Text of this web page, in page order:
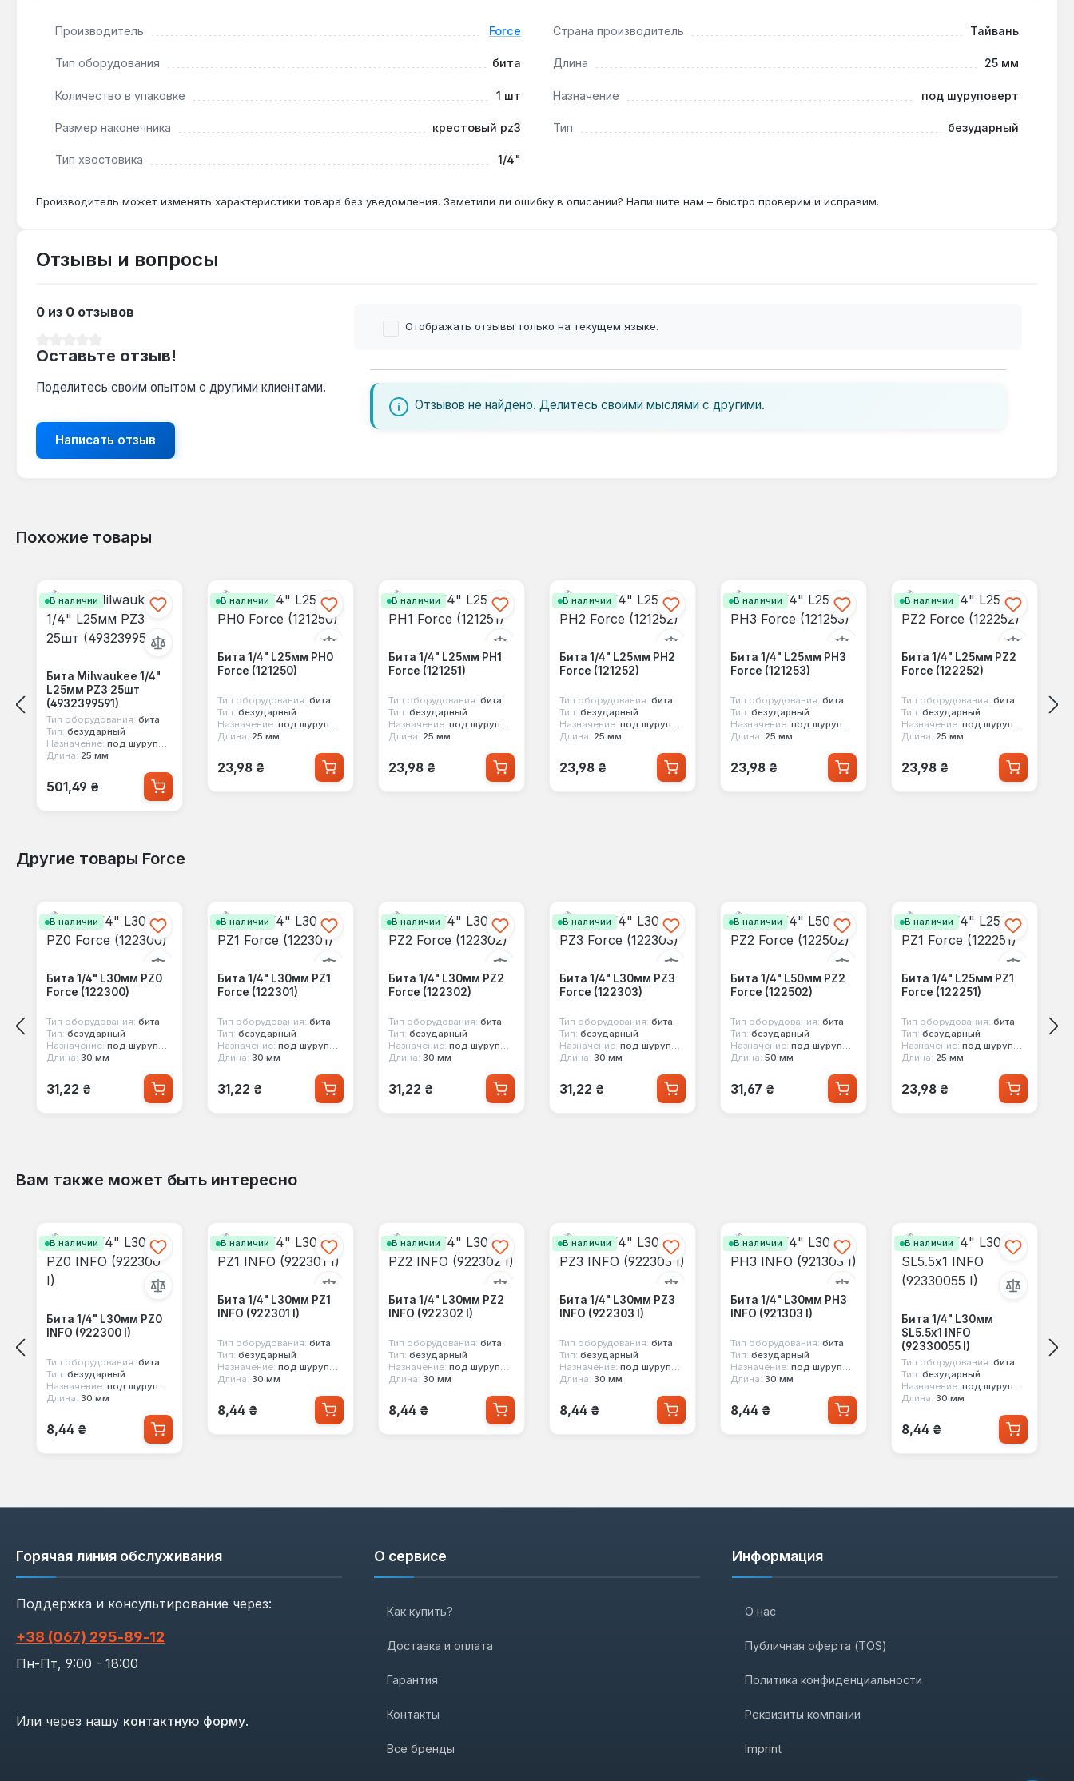
Нет — бита безударного типа, предназначена для обычного закручивания, без ударных нагрузок.
Какой крепеж подходит для наконечника PZ3?
Шурупы и саморезы с крестообразным шлицем Pozidriv №3, диаметром от 4 до 6 мм.
Производитель Force Страна производитель Тайвань
Тип оборудования бита Длина 25 мм
Количество в упаковке 1 шт Назначение под шуруповерт
Размер наконечника крестовый pz3 Тип безударный
Тип хвостовика 1/4"
Производитель может изменять характеристики товара без уведомления. Заметили ли ошибку в описании? Напишите нам – быстро проверим и исправим.
Отзывы и вопросы
0 из 0 отзывов
Оставьте отзыв!
Поделитесь своим опытом с другими клиентами.
Написать отзыв
Отображать отзывы только на текущем языке.
Отзывов не найдено. Делитесь своими мыслями с другими.
Похожие товары
В наличии
Бита Milwaukee 1/4"
L25мм PZ3 25шт
(4932399591)
Тип оборудования: бита
Тип: безударный
Назначение: под шуруповерт
Длина: 25 мм
Обычная цена:
501,49 ₴
В наличии
Бита 1/4" L25мм PH0
Force (121250)
Тип оборудования: бита
Тип: безударный
Назначение: под шуруповерт
Длина: 25 мм
Обычная цена:
23,98 ₴
В наличии
Бита 1/4" L25мм PH1
Force (121251)
Тип оборудования: бита
Тип: безударный
Назначение: под шуруповерт
Длина: 25 мм
Обычная цена:
23,98 ₴
В наличии
Бита 1/4" L25мм PH2
Force (121252)
Тип оборудования: бита
Тип: безударный
Назначение: под шуруповерт
Длина: 25 мм
Обычная цена:
23,98 ₴
В наличии
Бита 1/4" L25мм PH3
Force (121253)
Тип оборудования: бита
Тип: безударный
Назначение: под шуруповерт
Длина: 25 мм
Обычная цена:
23,98 ₴
В наличии
Бита 1/4" L25мм PZ2
Force (122252)
Тип оборудования: бита
Тип: безударный
Назначение: под шуруповерт
Длина: 25 мм
Обычная цена:
23,98 ₴
Другие товары Force
В наличии
Бита 1/4" L30мм PZ0
Force (122300)
Тип оборудования: бита
Тип: безударный
Назначение: под шуруповерт
Длина: 30 мм
Обычная цена:
31,22 ₴
В наличии
Бита 1/4" L30мм PZ1
Force (122301)
Тип оборудования: бита
Тип: безударный
Назначение: под шуруповерт
Длина: 30 мм
Обычная цена:
31,22 ₴
В наличии
Бита 1/4" L30мм PZ2
Force (122302)
Тип оборудования: бита
Тип: безударный
Назначение: под шуруповерт
Длина: 30 мм
Обычная цена:
31,22 ₴
В наличии
Бита 1/4" L30мм PZ3
Force (122303)
Тип оборудования: бита
Тип: безударный
Назначение: под шуруповерт
Длина: 30 мм
Обычная цена:
31,22 ₴
В наличии
Бита 1/4" L50мм PZ2
Force (122502)
Тип оборудования: бита
Тип: безударный
Назначение: под шуруповерт
Длина: 50 мм
Обычная цена:
31,67 ₴
В наличии
Бита 1/4" L25мм PZ1
Force (122251)
Тип оборудования: бита
Тип: безударный
Назначение: под шуруповерт
Длина: 25 мм
Обычная цена:
23,98 ₴
Вам также может быть интересно
В наличии
Бита 1/4" L30мм PZ0
INFO (922300 I)
Тип оборудования: бита
Тип: безударный
Назначение: под шуруповерт
Длина: 30 мм
Обычная цена:
8,44 ₴
В наличии
Бита 1/4" L30мм PZ1
INFO (922301 I)
Тип оборудования: бита
Тип: безударный
Назначение: под шуруповерт
Длина: 30 мм
Обычная цена:
8,44 ₴
В наличии
Бита 1/4" L30мм PZ2
INFO (922302 I)
Тип оборудования: бита
Тип: безударный
Назначение: под шуруповерт
Длина: 30 мм
Обычная цена:
8,44 ₴
В наличии
Бита 1/4" L30мм PZ3
INFO (922303 I)
Тип оборудования: бита
Тип: безударный
Назначение: под шуруповерт
Длина: 30 мм
Обычная цена:
8,44 ₴
В наличии
Бита 1/4" L30мм PH3
INFO (921303 I)
Тип оборудования: бита
Тип: безударный
Назначение: под шуруповерт
Длина: 30 мм
Обычная цена:
8,44 ₴
В наличии
Бита 1/4" L30мм
SL5.5x1 INFO
(92330055 I)
Тип оборудования: бита
Тип: безударный
Назначение: под шуруповерт
Длина: 30 мм
Обычная цена:
8,44 ₴
Горячая линия обслуживания
Поддержка и консультирование через:
+38 (067) 295‑89‑12
Пн-Пт, 9:00 - 18:00
Или через нашу контактную форму.
О сервисе
Как купить?
Доставка и оплата
Гарантия
Контакты
Все бренды
Информация
О нас
Публичная оферта (TOS)
Политика конфиденциальности
Реквизиты компании
Imprint